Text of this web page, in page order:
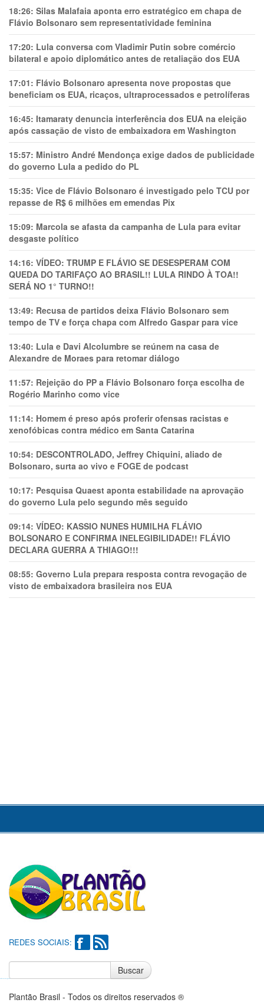
18:26: Silas Malafaia aponta erro estratégico em chapa de
Flávio Bolsonaro sem representatividade feminina
17:20: Lula conversa com Vladimir Putin sobre comércio
bilateral e apoio diplomático antes de retaliação dos EUA
17:01: Flávio Bolsonaro apresenta nove propostas que
beneficiam os EUA, ricaços, ultraprocessados e petrolíferas
16:45: Itamaraty denuncia interferência dos EUA na eleição
após cassação de visto de embaixadora em Washington
15:57: Ministro André Mendonça exige dados de publicidade
do governo Lula a pedido do PL
15:35: Vice de Flávio Bolsonaro é investigado pelo TCU por
repasse de R$ 6 milhões em emendas Pix
15:09: Marcola se afasta da campanha de Lula para evitar
desgaste político
14:16: VÍDEO: TRUMP E FLÁVIO SE DESESPERAM COM
QUEDA DO TARIFAÇO AO BRASIL!! LULA RINDO À TOA!!
SERÁ NO 1° TURNO!!
13:49: Recusa de partidos deixa Flávio Bolsonaro sem
tempo de TV e força chapa com Alfredo Gaspar para vice
13:40: Lula e Davi Alcolumbre se reúnem na casa de
Alexandre de Moraes para retomar diálogo
11:57: Rejeição do PP a Flávio Bolsonaro força escolha de
Rogério Marinho como vice
11:14: Homem é preso após proferir ofensas racistas e
xenofóbicas contra médico em Santa Catarina
10:54: DESCONTROLADO, Jeffrey Chiquini, aliado de
Bolsonaro, surta ao vivo e FOGE de podcast
10:17: Pesquisa Quaest aponta estabilidade na aprovação
do governo Lula pelo segundo mês seguido
09:14: VÍDEO: KASSIO NUNES HUMlLHA FLÁVIO
BOLSONARO E CONFIRMA INELEGIBILIDADE!! FLÁVIO
DECLARA GUERRA A THIAGO!!!
08:55: Governo Lula prepara resposta contra revogação de
visto de embaixadora brasileira nos EUA
REDES SOCIAIS:
Buscar
Plantão Brasil - Todos os direitos reservados ®